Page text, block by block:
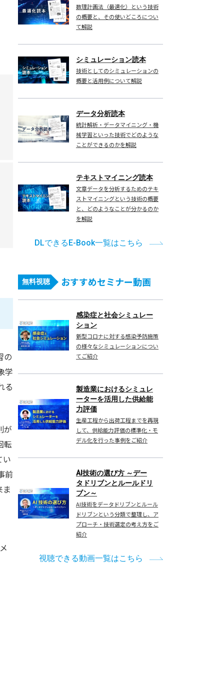
の
学
る
が
転
い
前
数理計画法（最適化）という技術
の概要と、その使いどころについ
て解説
シミュレーション読本
技術としてのシミュレーションの
概要と活用例について解説
データ分析読本
統計解析・データマイニング・機
械学習といった技術でどのような
ことができるのかを解説
テキストマイニング読本
文章データを分析するためのテキ
ストマイニングという技術の概要
と、どのようなことが分かるのか
を解説
DLできるE-Book一覧はこちら
無料視聴 おすすめセミナー動画
感染症と社会シミュレー
ション
新型コロナに対する感染予防施策
の様々なシミュレーションについ
てご紹介
製造業におけるシミュレ
ーターを活用した供給能
力評価
生産工程から出荷工程までを再現
して、供給能力評価の標準化・モ
デル化を行った事例をご紹介
AI技術の選び方 ～デー
タドリブンとルールドリ
ブン～
AI技術をデータドリブンとルール
ドリブンという分類で整理し、ア
プローチ・技術選定の考え方をご
紹介
視聴できる動画一覧はこちら